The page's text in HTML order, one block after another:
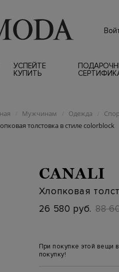
УСПЕЙТЕ
КУПИТЬ
/ Мужчинам / Одежда /
толстовка в стиле colorblock
CANALI
Хлопковая
26 580 руб. 88
При покупке этой вещи
покупку!